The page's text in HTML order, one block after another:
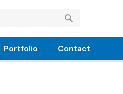
Portfolio Contact